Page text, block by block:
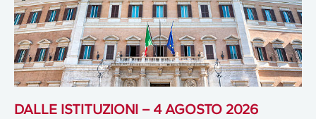
DALLE ISTITUZIONI – 4 AGOSTO 2026